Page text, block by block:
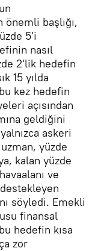
başlığı,
5'i
nasıl
2'lik hedefin
15 yılda
kez hedefin
açısından
geldiğini
askeri
yüzde
kalan yüzde
ve
söyledi. Emekli
finansal
hedefin kısa
zor